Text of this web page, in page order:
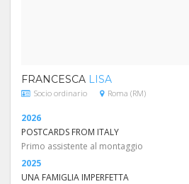
FRANCESCA LISA
Socio ordinario Roma (RM)
2026
POSTCARDS FROM ITALY
Primo assistente al montaggio
2025
UNA FAMIGLIA IMPERFETTA